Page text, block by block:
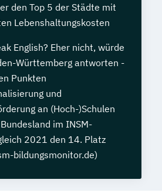
den Top 5 der Städte mit
Lebenshaltungskosten
English? Eher nicht, würde
Württemberg antworten -
Punkten
und
an (Hoch-)Schulen
im INSM-
2021 den 14. Platz
bildungsmonitor.de)